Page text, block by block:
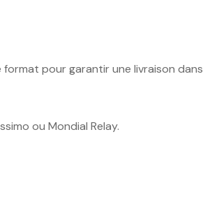
pour garantir une livraison dans
ou Mondial Relay.